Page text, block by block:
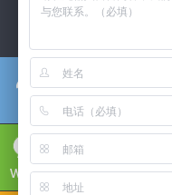
企业文化